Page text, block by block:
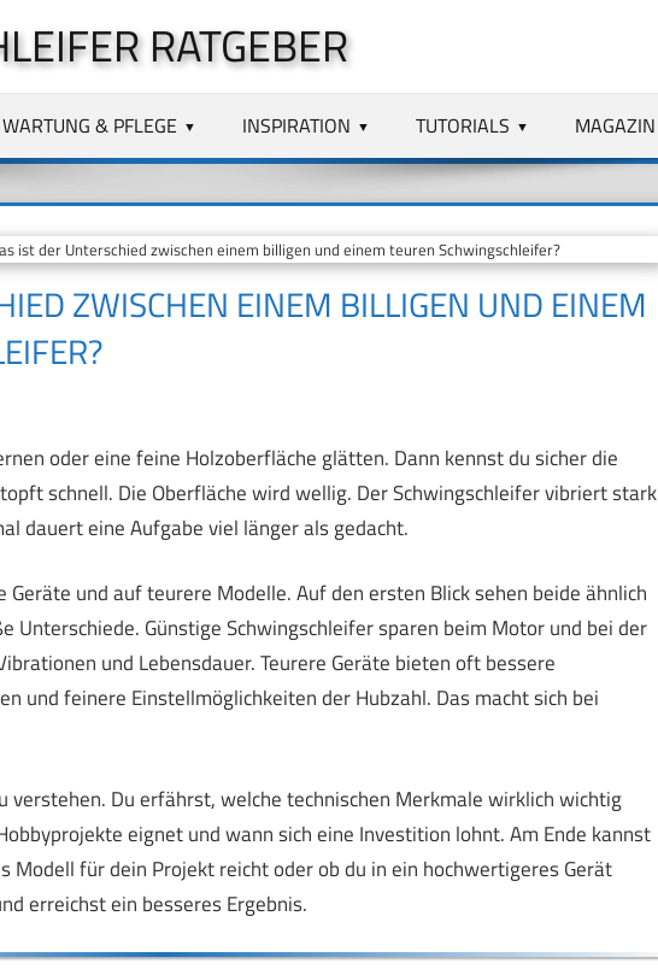
RATGEBER
WARTUNG & PFLEGE INSPIRATION TUTORIALS MAGAZIN
ist der Unterschied zwischen einem billigen und einem teuren Schwingschleifer?
ZWISCHEN EINEM BILLIGEN UND EINEM
oder eine feine Holzoberfläche glätten. Dann kennst du sicher die
schnell. Die Oberfläche wird wellig. Der Schwingschleifer vibriert
dauert eine Aufgabe viel länger als gedacht.
und auf teurere Modelle. Auf den ersten Blick sehen beide ähnlich
Unterschiede. Günstige Schwingschleifer sparen beim Motor und bei der
und Lebensdauer. Teurere Geräte bieten oft bessere
und feinere Einstellmöglichkeiten der Hubzahl. Das macht sich bei
verstehen. Du erfährst, welche technischen Merkmale wirklich wichtig
eignet und wann sich eine Investition lohnt. Am Ende kannst
Modell für dein Projekt reicht oder ob du in ein hochwertigeres Gerät
erreichst ein besseres Ergebnis.